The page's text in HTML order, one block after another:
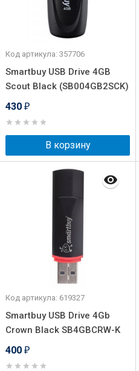
Код артикула: 357706
Smartbuy USB Drive 4GB
Scout Black (SB004GB2SCK)
430 ₽
В корзину
Код артикула: 619327
Smartbuy USB Drive 4Gb
Crown Black SB4GBCRW-K
400 ₽